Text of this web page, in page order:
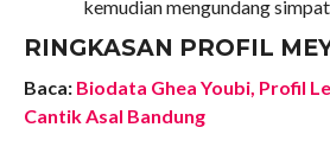
kemudian mengundang
RINGKASAN PROFIL
Baca: Biodata Ghea Youbi, Profil
Cantik Asal Bandung